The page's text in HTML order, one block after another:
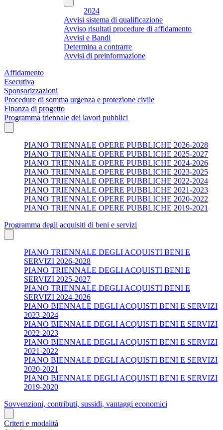
2024
Avvisi sistema di qualificazione
Avviso risultati procedure di affidamento
Avvisi e Bandi
Determina a contrarre
Avvisi di preinformazione
Affidamento
Esecutiva
Sponsorizzazioni
Procedure di somma urgenza e protezione civile
Finanza di progetto
Programma triennale dei lavori pubblici
PIANO TRIENNALE OPERE PUBBLICHE 2026-2028
PIANO TRIENNALE OPERE PUBBLICHE 2025-2027
PIANO TRIENNALE OPERE PUBBLICHE 2024-2026
PIANO TRIENNALE OPERE PUBBLICHE 2023-2025
PIANO TRIENNALE OPERE PUBBLICHE 2022-2024
PIANO TRIENNALE OPERE PUBBLICHE 2021-2023
PIANO TRIENNALE OPERE PUBBLICHE 2020-2022
PIANO TRIENNALE OPERE PUBBLICHE 2019-2021
Programma degli acquisiti di beni e servizi
PIANO TRIENNALE DEGLI ACQUISTI BENI E
SERVIZI 2026-2028
PIANO TRIENNALE DEGLI ACQUISTI BENI E
SERVIZI 2025-2027
PIANO TRIENNALE DEGLI ACQUISTI BENI E
SERVIZI 2024-2026
PIANO BIENNALE DEGLI ACQUISTI BENI E SERVIZI
2023-2024
PIANO BIENNALE DEGLI ACQUISTI BENI E SERVIZI
2022-2023
PIANO BIENNALE DEGLI ACQUISTI BENI E SERVIZI
2021-2022
PIANO BIENNALE DEGLI ACQUISTI BENI E SERVIZI
2020-2021
PIANO BIENNALE DEGLI ACQUISTI BENI E SERVIZI
2019-2020
Sovvenzioni, contributi, sussidi, vantaggi economici
Criteri e modalità